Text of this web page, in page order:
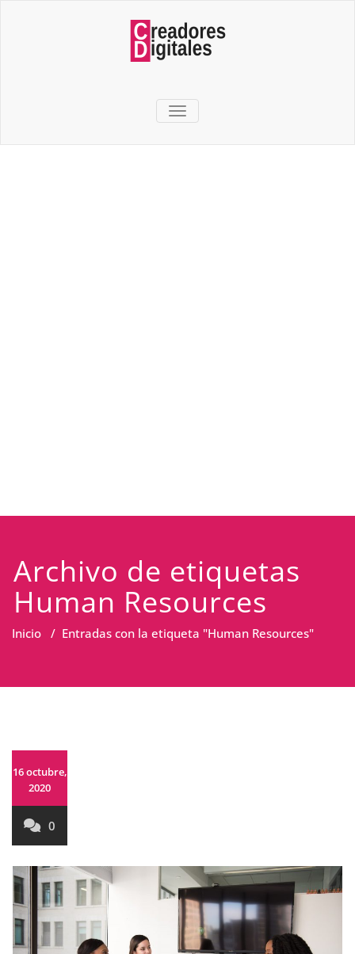
TOGGLE NAVIGATION
Archivo de etiquetas
Human Resources
Inicio / Entradas con la etiqueta "Human Resources"
16 octubre,
2020
0